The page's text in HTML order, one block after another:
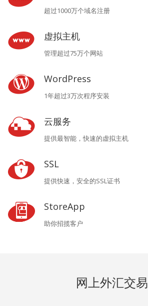
超过1000万个域名注册
虚拟主机
管理超过75万个网站
WordPress
1年超过3万次程序安装
云服务
提供最智能，快速的虚拟主机
SSL
提供快速，安全的SSL证书
StoreApp
助你招揽客户
网上外汇交易